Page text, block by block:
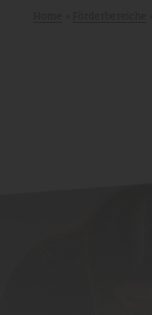
Home Förderbereiche